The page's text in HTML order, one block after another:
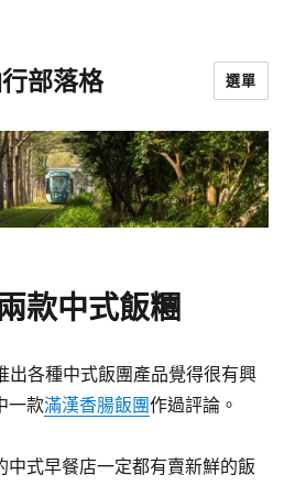
部落格 選單
款中式飯糰
出各種中式飯團產品覺得很有興
一款滿漢香腸飯團作過評論。
中式早餐店一定都有賣新鮮的飯